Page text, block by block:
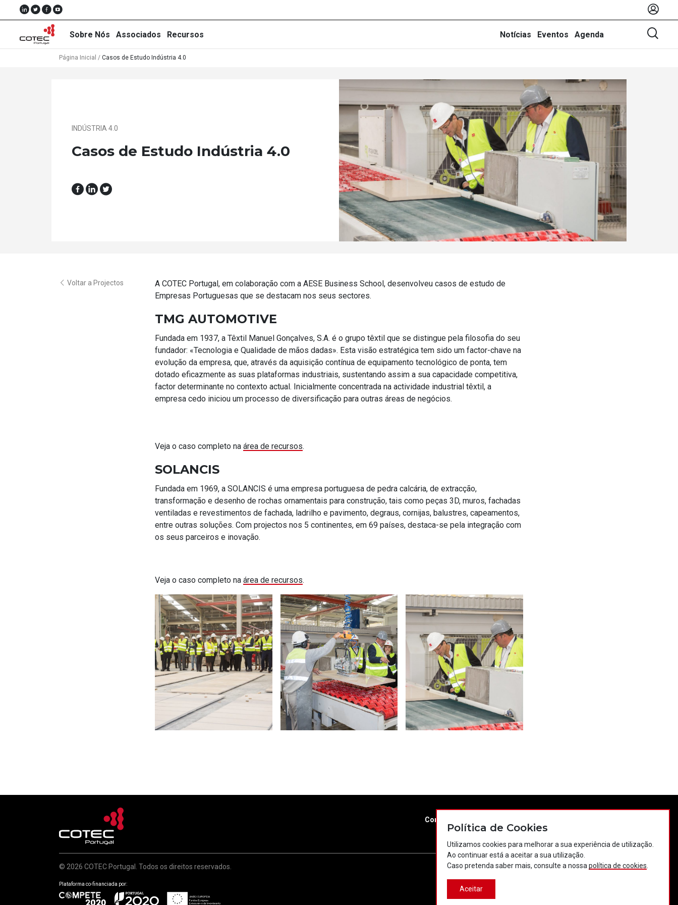
Sobre Nós Associados Recursos Notícias Eventos Agenda
Página Inicial / Casos de Estudo Indústria 4.0
INDÚSTRIA 4.0
Casos de Estudo Indústria 4.0
Voltar a Projectos
A COTEC Portugal, em colaboração com a AESE Business School, desenvolveu casos de estudo de
Empresas Portuguesas que se destacam nos seus sectores.
TMG AUTOMOTIVE
Fundada em 1937, a Têxtil Manuel Gonçalves, S.A. é o grupo têxtil que se distingue pela filosofia do seu
fundador: «Tecnologia e Qualidade de mãos dadas». Esta visão estratégica tem sido um factor-chave na
evolução da empresa, que, através da aquisição contínua de equipamento tecnológico de ponta, tem
dotado eficazmente as suas plataformas industriais, sustentando assim a sua capacidade competitiva,
factor determinante no contexto actual. Inicialmente concentrada na actividade industrial têxtil, a
empresa cedo iniciou um processo de diversificação para outras áreas de negócios.
Veja o caso completo na área de recursos.
SOLANCIS
Fundada em 1969, a SOLANCIS é uma empresa portuguesa de pedra calcária, de extracção,
transformação e desenho de rochas ornamentais para construção, tais como peças 3D, muros, fachadas
ventiladas e revestimentos de fachada, ladrilho e pavimento, degraus, cornijas, balustres, capeamentos,
entre outras soluções. Com projectos nos 5 continentes, em 69 países, destaca-se pela integração com
os seus parceiros e inovação.
Veja o caso completo na área de recursos.
Contactos
Projectos Portugal 2020
© 2026 COTEC Portugal. Todos os direitos reservados.
Plataforma co-financiada por:
Política de Cookies
Utilizamos cookies para melhorar a sua experiência de utilização.
Ao continuar está a aceitar a sua utilização.
Caso pretenda saber mais, consulte a nossa política de cookies
Aceitar